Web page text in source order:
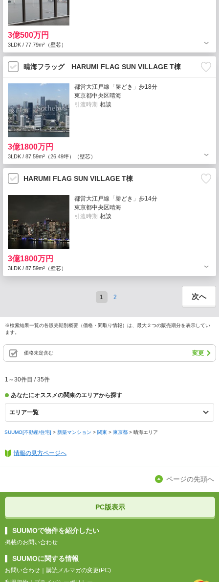
3億500万円
3LDK / 77.79m²（壁芯）
晴海フラッグ HARUMI FLAG SUN VILLAGE T棟
都営大江戸線「勝どき」歩18分
東京都中央区晴海
引渡時期 相談
3億1800万円
3LDK / 87.59m²（26.49坪）（壁芯）
HARUMI FLAG SUN VILLAGE T棟
都営大江戸線「勝どき」歩14分
東京都中央区晴海
引渡時期 相談
3億1800万円
3LDK / 87.59m²（壁芯）
1 2 次へ
※検索結果一覧の各販売期別概要（価格・間取り情報）は、最大２つの販売期分を表示してい
ます。
価格未定含む 変更
1 ～30件目 /35件
あなたにオススメの関東のエリアから探す
エリア一覧
SUUMO[不動産/住宅] > 新築マンション > 関東 > 東京都 > 晴海エリア
情報の見方ページへ
ページの先頭へ
PC版表示
SUUMOで物件を紹介したい
掲載のお問い合わせ
SUUMOに関する情報
お問い合わせ
購読メルマガの変更(PC)